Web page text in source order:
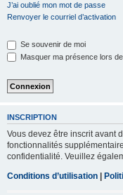
J’ai oublié mon mot de passe
Renvoyer le courriel d’activation
Se souvenir de moi
Masquer ma présence lors
INSCRIPTION
Vous devez être inscrit avant
fonctionnalités
confidentialité. Veuillez
Conditions d’utilisation |